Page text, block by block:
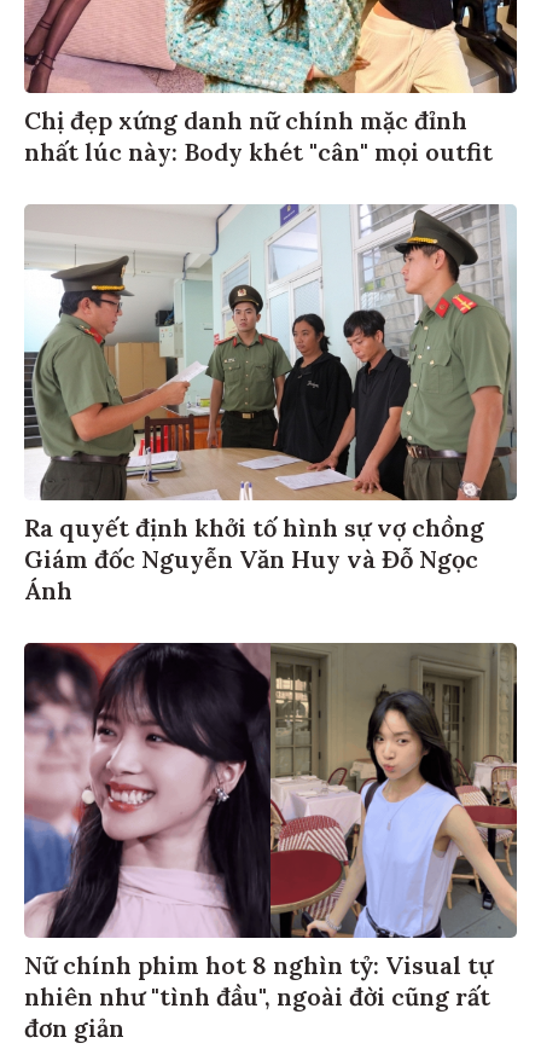
Chị đẹp xứng danh nữ chính mặc đỉnh
nhất lúc này: Body khét "cân" mọi outfit
Ra quyết định khởi tố hình sự vợ chồng
Giám đốc Nguyễn Văn Huy và Đỗ Ngọc
Ánh
Nữ chính phim hot 8 nghìn tỷ: Visual tự
nhiên như "tình đầu", ngoài đời cũng rất
đơn giản